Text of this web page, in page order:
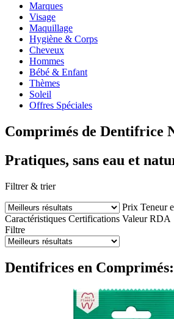
Marques
Visage
Maquillage
Hygiène & Corps
Cheveux
Hommes
Bébé & Enfant
Thèmes
Soleil
Offres Spéciales
Comprimés de Dentifrice
Pratiques, sans eau et
Filtrer & trier
Prix Teneur
Caractéristiques Certifications Valeur RDA
Filtre
Dentifrices en